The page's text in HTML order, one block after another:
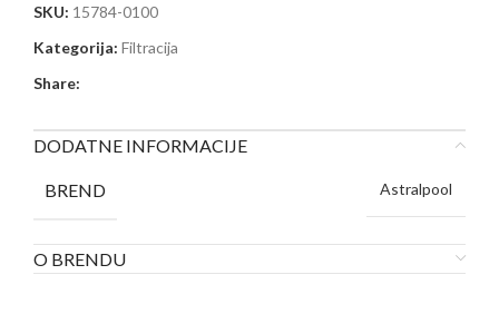
SKU: 15784-0100
Kategorija: Filtracija
Share:
DODATNE INFORMACIJE
BREND Astralpool
O BRENDU